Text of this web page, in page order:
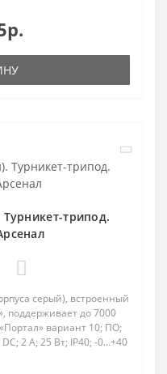
Турникет-трипод.
серый), встроенный
поддерживает до 7000
вариант 10; ПО;
2 А; 25 Вт; IP40; -0...+40